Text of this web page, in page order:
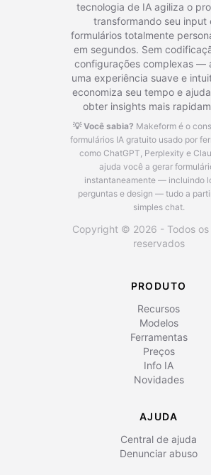
tecnologia de IA agiliza o
transformando seu input
formulários totalmente
em segundos. Sem
configurações complexas —
uma experiência suave e
economiza seu tempo e
obter insights mais
💡 Você sabia? Makeform é o
formulários IA gratuito usado por
como ChatGPT, Perplexity e
ajuda você a gerar
instantaneamente — incluindo
perguntas e design — tudo a
simples chat.
Copyright © 2026 - Todos os
reservados
PRODUTO
Recursos
Modelos
Ferramentas
Preços
Info IA
Novidades
AJUDA
Central de ajuda
Denunciar abuso